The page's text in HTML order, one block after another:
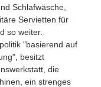
Schlafwäsche,
Servietten für
so weiter.
"basierend auf
besitzt
die
ein strenges